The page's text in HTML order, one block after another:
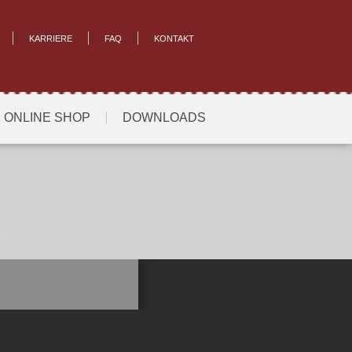
KARRIERE FAQ KONTAKT
ONLINE SHOP DOWNLOADS